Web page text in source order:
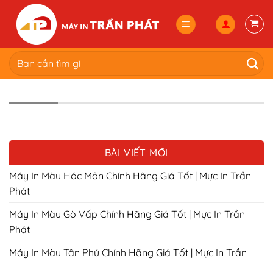
content
Tìm
kiếm:
BÀI VIẾT MỚI
Máy In Màu Hóc Môn Chính Hãng Giá Tốt | Mực In Trần
Phát
Máy In Màu Gò Vấp Chính Hãng Giá Tốt | Mực In Trần
Phát
Máy In Màu Tân Phú Chính Hãng Giá Tốt | Mực In Trần